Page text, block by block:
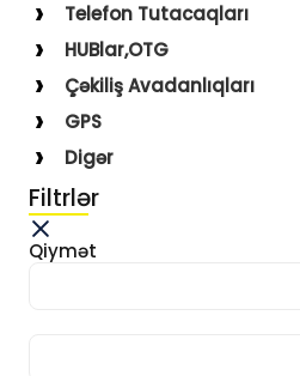
Telefon Tutacaqları
HUBlar,OTG
Çəkiliş Avadanlıqları
GPS
Digər
Filtrlər
Qiymət